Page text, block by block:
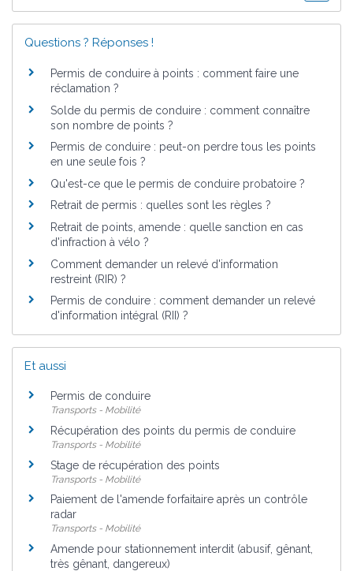
Questions ? Réponses !
Permis de conduire à points : comment faire une
réclamation ?
Solde du permis de conduire : comment connaître
son nombre de points ?
Permis de conduire : peut-on perdre tous les points
en une seule fois ?
Qu'est-ce que le permis de conduire probatoire ?
Retrait de permis : quelles sont les règles ?
Retrait de points, amende : quelle sanction en cas
d'infraction à vélo ?
Comment demander un relevé d'information
restreint (RIR) ?
Permis de conduire : comment demander un relevé
d'information intégral (RII) ?
Et aussi
Permis de conduire
Transports - Mobilité
Récupération des points du permis de conduire
Transports - Mobilité
Stage de récupération des points
Transports - Mobilité
Paiement de l'amende forfaitaire après un contrôle
radar
Transports - Mobilité
Amende pour stationnement interdit (abusif, gênant,
très gênant, dangereux)